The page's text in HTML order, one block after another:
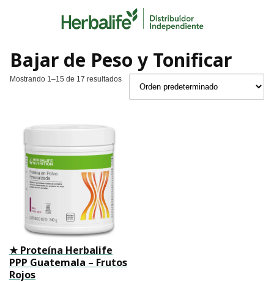
Bajar de Peso y Tonificar
Mostrando 1–15 de 17 resultados
★ Proteína Herbalife
PPP Guatemala – Frutos
Rojos